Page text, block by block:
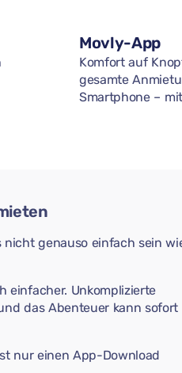
Movly-App
Komfort auf
gesamte
Smartphone –
nicht genauso einfach sein
einfacher. Unkomplizierte
das Abenteuer kann sofort
nur einen App-Download